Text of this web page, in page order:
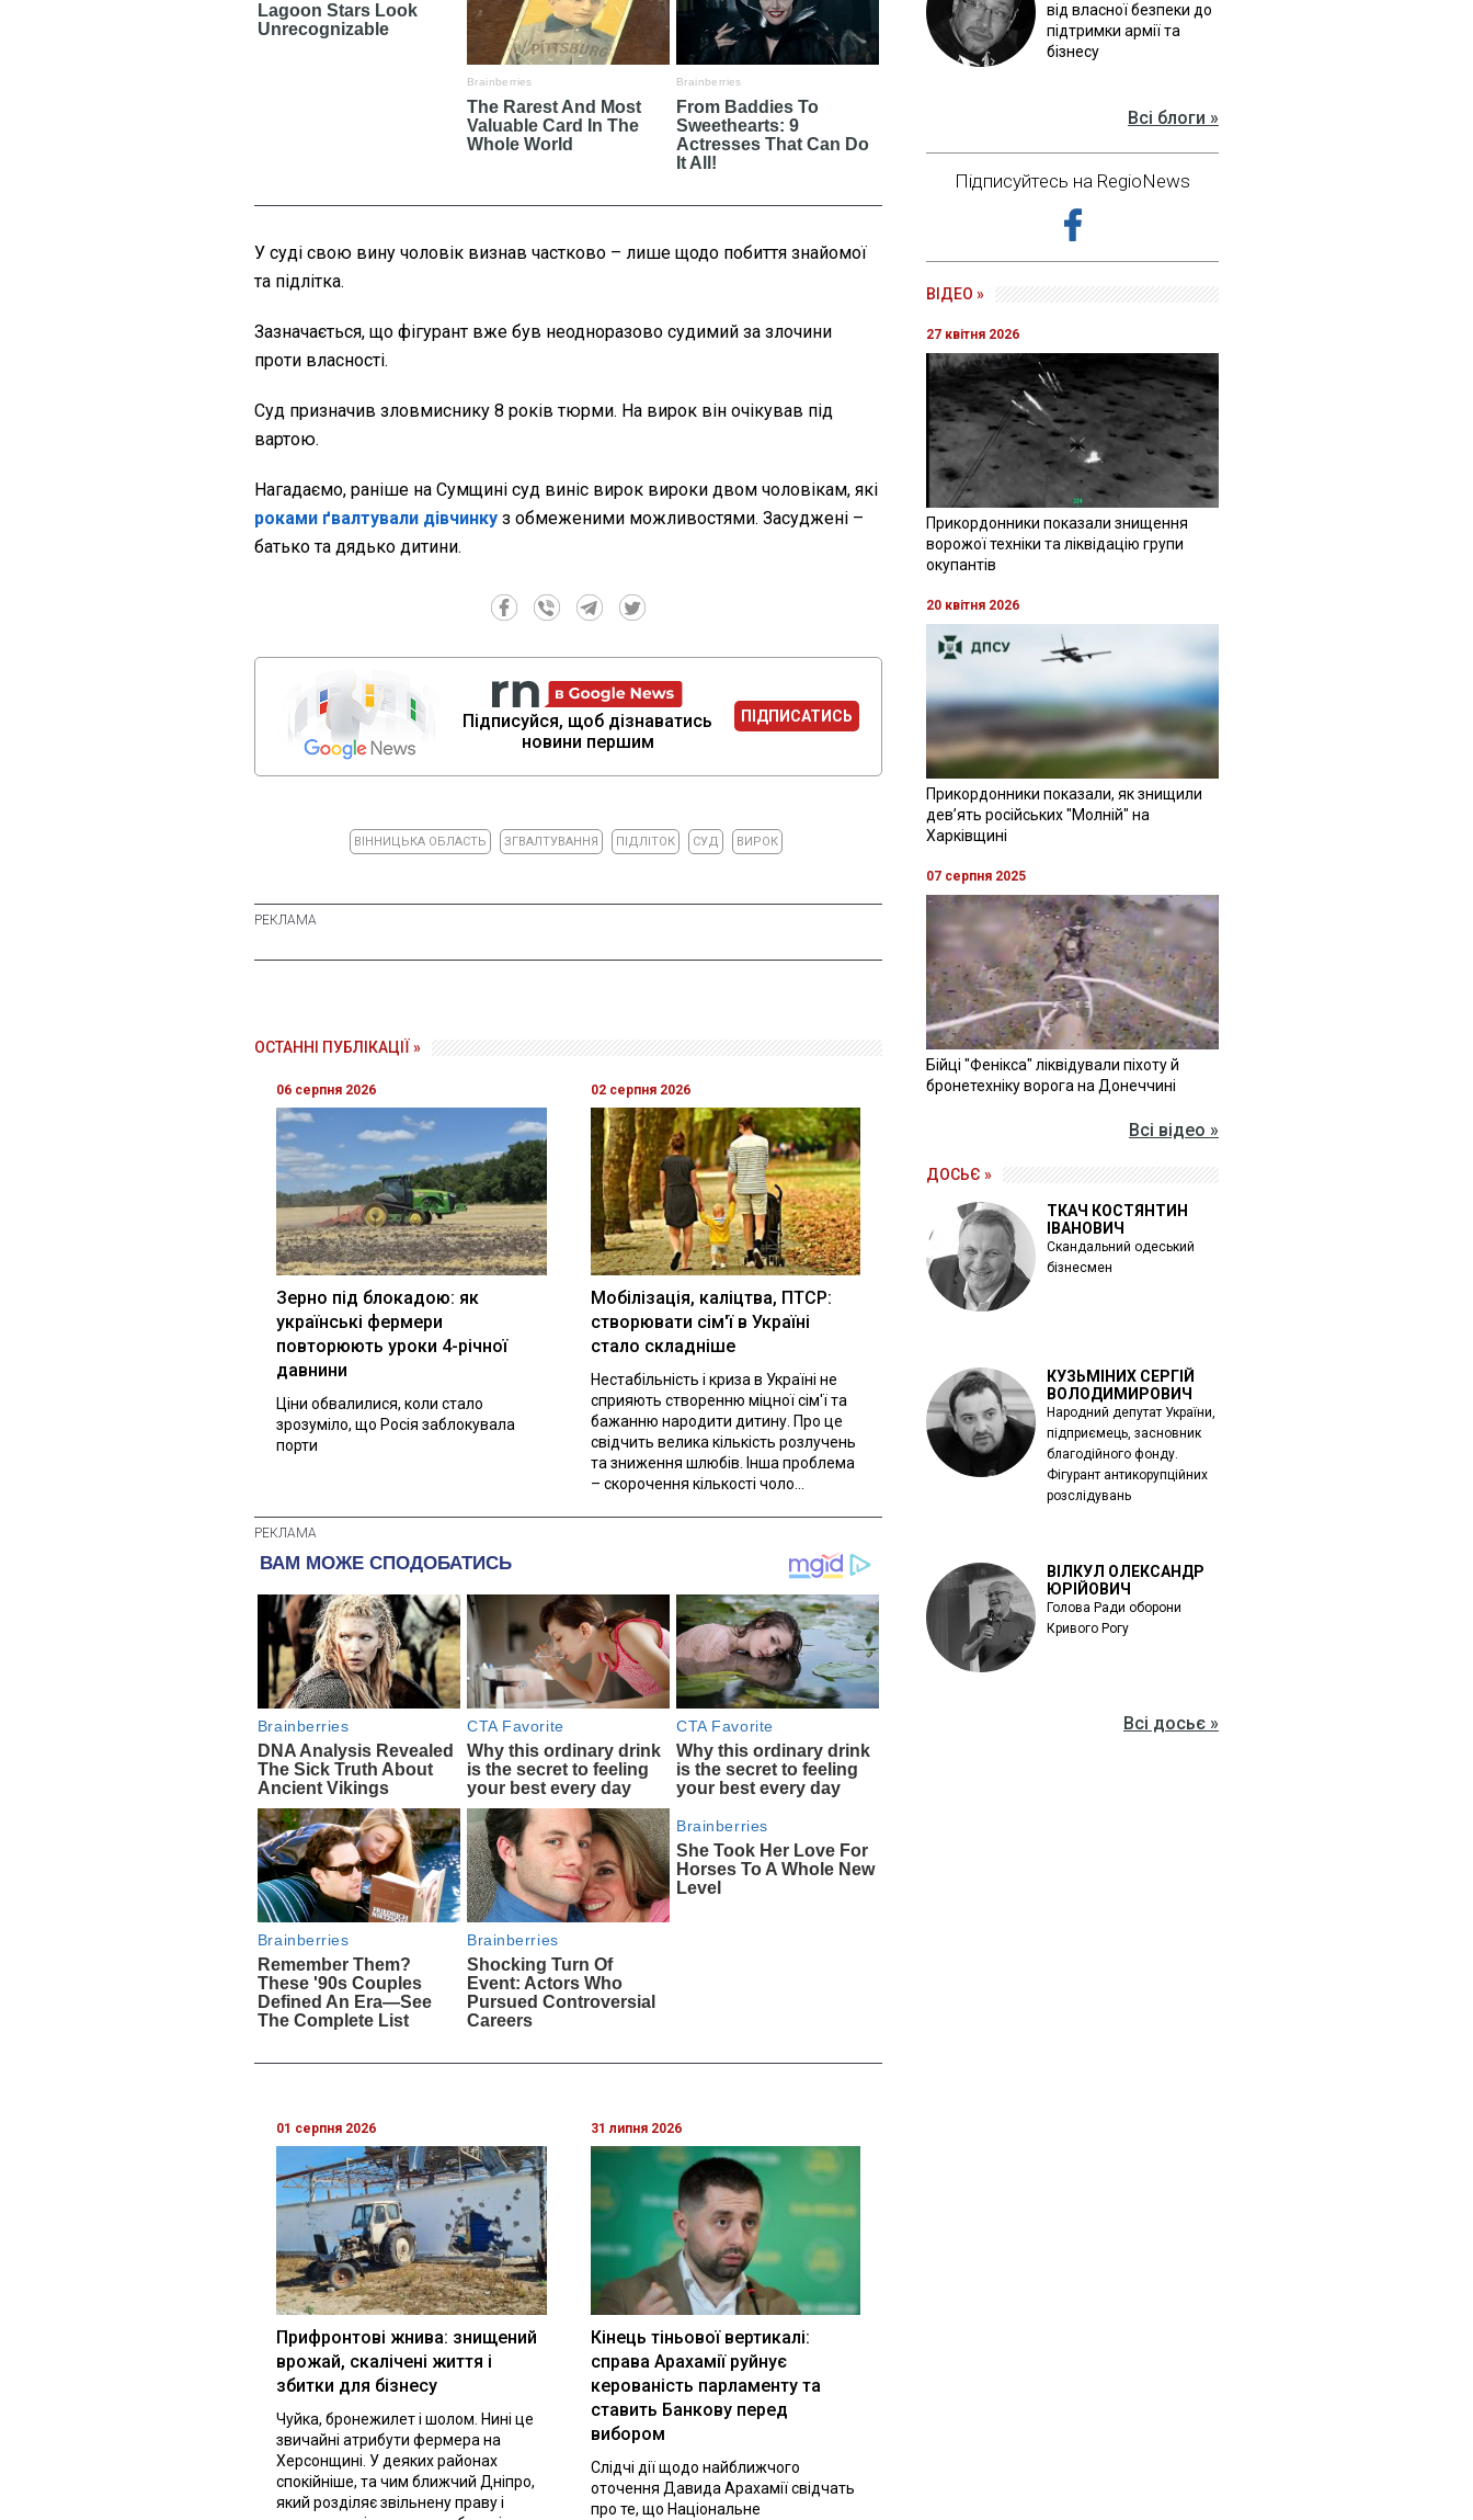
У суді свою вину чоловік визнав частково – лише щодо побиття знайомої
та підлітка.
Зазначається, що фігурант вже був неодноразово судимий за злочини
проти власності.
Суд призначив зловмиснику 8 років тюрми. На вирок він очікував під
вартою.
Нагадаємо, раніше на Сумщині суд виніс вирок вироки двом чоловікам, які
роками ґвалтували дівчинку з обмеженими можливостями. Засуджені –
батько та дядько дитини.
Підписуйся, щоб дізнаватись
новини першим
ПІДПИСАТИСЬ
ВІННИЦЬКА ОБЛАСТЬ ЗГВАЛТУВАННЯ ПІДЛІТОК СУД ВИРОК
ОСТАННІ ПУБЛІКАЦІЇ »
06 серпня 2026
Зерно під блокадою: як
українські фермери
повторюють уроки 4-річної
давнини
Ціни обвалилися, коли стало
зрозуміло, що Росія заблокувала
порти
02 серпня 2026
Мобілізація, каліцтва, ПТСР:
створювати сім'ї в Україні
стало складніше
Нестабільність і криза в Україні не
сприяють створенню міцної сім'ї та
бажанню народити дитину. Про це
свідчить велика кількість розлучень
та зниження шлюбів. Інша проблема
– скорочення кількості чоло...
01 серпня 2026
Прифронтові жнива: знищений
врожай, скалічені життя і
збитки для бізнесу
Чуйка, бронежилет і шолом. Нині це
звичайні атрибути фермера на
Херсонщині. У деяких районах
спокійніше, та чим ближчий Дніпро,
який розділяє звільнену праву і
31 липня 2026
Кінець тіньової вертикалі:
справа Арахамії руйнує
керованість парламенту та
ставить Банкову перед
вибором
Слідчі дії щодо найближчого
оточення Давида Арахамії свідчать
про те, що Національне
від власної безпеки до
підтримки армії та
бізнесу
Всі блоги »
Підписуйтесь на RegioNews
ВІДЕО »
27 квітня 2026
Прикордонники показали знищення
ворожої техніки та ліквідацію групи
окупантів
20 квітня 2026
Прикордонники показали, як знищили
девʼять російських "Молній" на
Харківщині
07 серпня 2025
Бійці "Фенікса" ліквідували піхоту й
бронетехніку ворога на Донеччині
Всі відео »
ДОСЬЄ »
ТКАЧ КОСТЯНТИН
ІВАНОВИЧ
Скандальний одеський
бізнесмен
КУЗЬМІНИХ СЕРГІЙ
ВОЛОДИМИРОВИЧ
Народний депутат України,
підприємець, засновник
благодійного фонду.
Фігурант антикорупційних
розслідувань
ВІЛКУЛ ОЛЕКСАНДР
ЮРІЙОВИЧ
Голова Ради оборони
Кривого Рогу
Всі досьє »